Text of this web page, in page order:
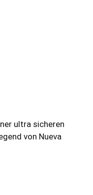
ultra sicheren
von Nueva